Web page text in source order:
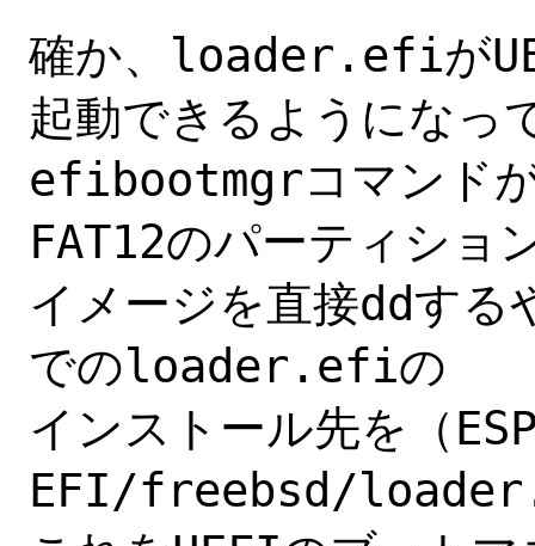
確か、loader.efiが
起動できるようになっ
efibootmgrコマンド
FAT12のパーティショ
イメージを直接ddする
でのloader.efiの
インストール先を（
EFI/freebsd/